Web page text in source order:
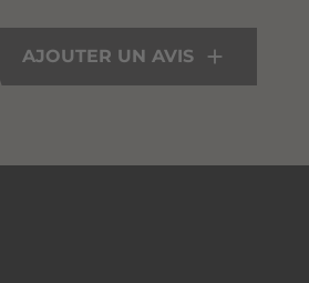
AJOUTER UN AVIS